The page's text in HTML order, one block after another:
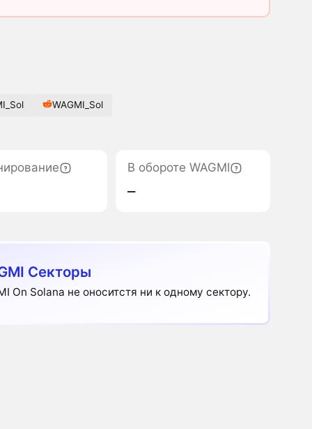
WAGMI_Sol
В обороте WAGMI
‒
Секторы
On Solana не оноситстя ни к одному сектору.